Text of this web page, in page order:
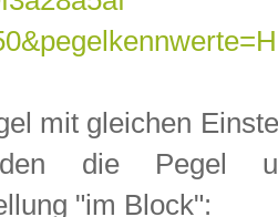
mit gleichen
die Pegel
"im Block":